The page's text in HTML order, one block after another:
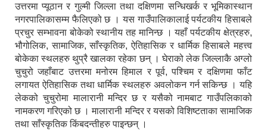
उत्तरमा प्यूठान र गुल्मी जिल्ला तथा दक्षिणमा सन्धिखर्क र भूमिकास्थान
नगरपालिकासम्म फैलिएको छ । यस गाउँपालिकालाई पर्यटकीय हिसाबले
प्रचुर सम्भावना बोकेको स्थानीय तह मानिन्छ । यहाँ पर्यटकीय क्षेत्रहरु,
भौगोलिक, सामाजिक, साँस्कृतिक, ऐतिहासिक र धार्मिक हिसाबले महत्त्व
बोकेका स्थलहरु थुप्रै खालका रहेका छन् । घेराको लेक जिल्लाकै अग्लो
चुचुरो जहाँबाट उत्तरमा मनोरम हिमाल र पूर्व, पश्चिम र दक्षिणमा फाँट
लगायत ऐतिहासिक तथा धार्मिक स्थलहरु अवलोकन गर्न सकिन्छ । यहि
लेकको चुचुरोमा मालारानी मन्दिर छ र यसैको नामबाट गाउँपलिकाको
नामकरण गरिएको छ । मालारानी मन्दिर र यसको विशिष्टताका सामाजिक
तथा साँस्कृतिक किंबदन्तीहरु पाइन्छन् ।